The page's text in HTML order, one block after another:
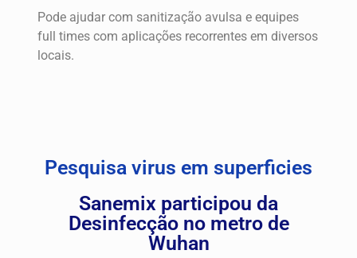
Pode ajudar com sanitização avulsa e equipes
full times com aplicações recorrentes em diversos
locais.
Pesquisa virus em superficies
Sanemix participou da
Desinfecção no metro de
Wuhan